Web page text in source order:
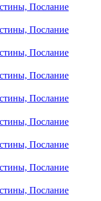
Послание
Послание
Послание
Послание
Послание
Послание
Послание
Послание
Послание